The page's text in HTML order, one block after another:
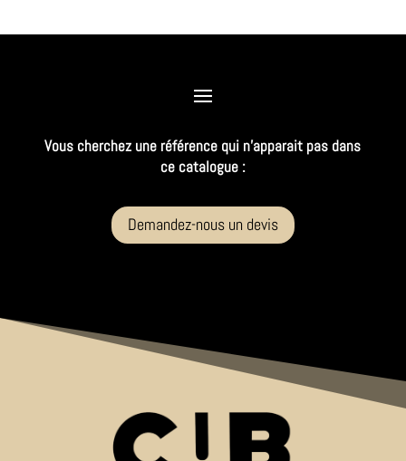
Vous cherchez une référence qui n’apparait pas dans
ce catalogue :
Demandez-nous un devis